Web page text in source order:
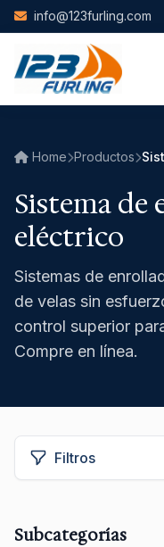
Skip to main content
info@123furling.com
Home Productos
Sistema
eléctrico
Sistemas de
de velas sin
control superior
Compre en línea.
Filtros
Subcategorías